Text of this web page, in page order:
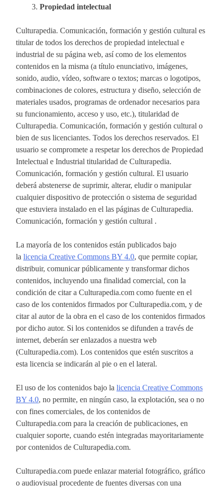
Propiedad intelectual
Culturapedia. Comunicación, formación y gestión cultural es
titular de todos los derechos de propiedad intelectual e
industrial de su página web, así como de los elementos
contenidos en la misma (a título enunciativo, imágenes,
sonido, audio, vídeo, software o textos; marcas o logotipos,
combinaciones de colores, estructura y diseño, selección de
materiales usados, programas de ordenador necesarios para
su funcionamiento, acceso y uso, etc.), titularidad de
Culturapedia. Comunicación, formación y gestión cultural o
bien de sus licenciantes. Todos los derechos reservados. El
usuario se compromete a respetar los derechos de Propiedad
Intelectual e Industrial titularidad de Culturapedia.
Comunicación, formación y gestión cultural. El usuario
deberá abstenerse de suprimir, alterar, eludir o manipular
cualquier dispositivo de protección o sistema de seguridad
que estuviera instalado en el las páginas de Culturapedia.
Comunicación, formación y gestión cultural .
La mayoría de los contenidos están publicados bajo
la licencia Creative Commons BY 4.0, que permite copiar,
distribuir, comunicar públicamente y transformar dichos
contenidos, incluyendo una finalidad comercial, con la
condición de citar a Culturapedia.com como fuente en el
caso de los contenidos firmados por Culturapedia.com, y de
citar al autor de la obra en el caso de los contenidos firmados
por dicho autor. Si los contenidos se difunden a través de
internet, deberán ser enlazados a nuestra web
(Culturapedia.com). Los contenidos que estén suscritos a
esta licencia se indicarán al pie o en el lateral.
El uso de los contenidos bajo la licencia Creative Commons
BY 4.0, no permite, en ningún caso, la explotación, sea o no
con fines comerciales, de los contenidos de
Culturapedia.com para la creación de publicaciones, en
cualquier soporte, cuando estén integradas mayoritariamente
por contenidos de Culturapedia.com.
Culturapedia.com puede enlazar material fotográfico, gráfico
o audiovisual procedente de fuentes diversas con una